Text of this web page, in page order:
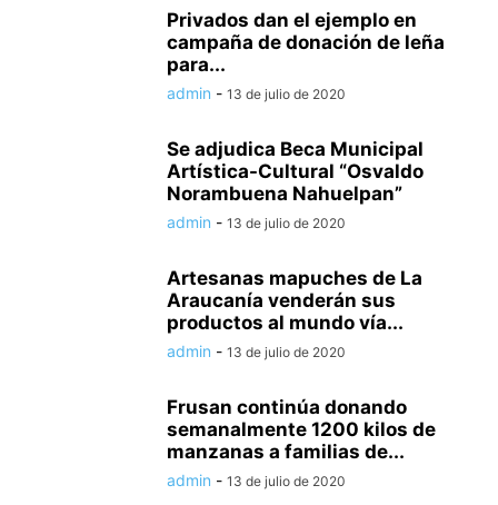
Privados dan el ejemplo en
campaña de donación de leña
para...
admin - 13 de julio de 2020
Se adjudica Beca Municipal
Artística-Cultural “Osvaldo
Norambuena Nahuelpan”
admin - 13 de julio de 2020
Artesanas mapuches de La
Araucanía venderán sus
productos al mundo vía...
admin - 13 de julio de 2020
Frusan continúa donando
semanalmente 1200 kilos de
manzanas a familias de...
admin - 13 de julio de 2020